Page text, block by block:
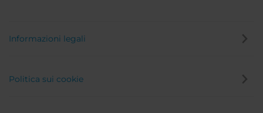
Informazioni legali
Politica sui cookie